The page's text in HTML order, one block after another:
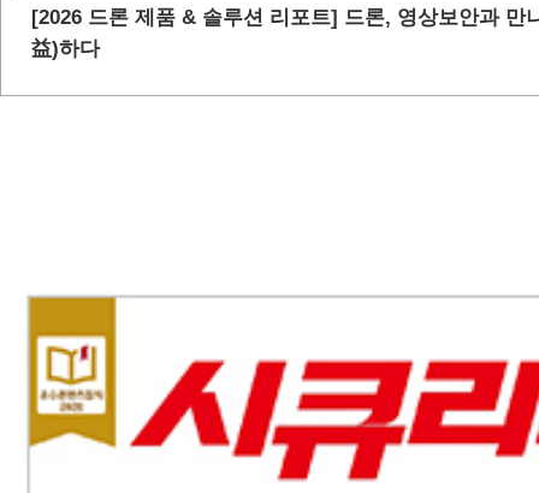
[2026 드론 제품 & 솔루션 리포트] 드론, 영상보안과 만
益)하다